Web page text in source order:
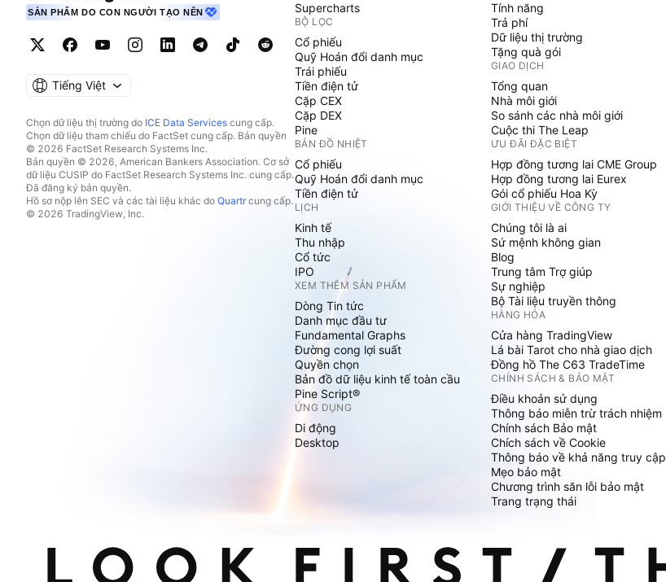
SẢN PHẨM DO CON NGƯỜI TẠO NÊN
Tiếng Việt
Chọn dữ liệu thị trường do ICE Data Services cung cấp.
Chọn dữ liệu tham chiếu do FactSet cung cấp. Bản quyền
© 2026 FactSet Research Systems Inc.
Bản quyền © 2026, American Bankers Association. Cơ sở
dữ liệu CUSIP do FactSet Research Systems Inc. cung cấp.
Đã đăng ký bản quyền.
Hồ sơ nộp lên SEC và các tài liệu khác do Quartrcung cấp.
© 2026 TradingView, Inc.
Supercharts
BỘ LỌC
Cổ phiếu
Quỹ Hoán đổi danh mục
Trái phiếu
Tiền điện tử
Cặp CEX
Cặp DEX
Pine
BẢN ĐỒ NHIỆT
Cổ phiếu
Quỹ Hoán đổi danh mục
Tiền điện tử
LỊCH
Kinh tế
Thu nhập
Cổ tức
IPO
XEM THÊM SẢN PHẨM
Dòng Tin tức
Danh mục đầu tư
Fundamental Graphs
Đường cong lợi suất
Quyền chọn
Bản đồ dữ liệu kinh tế toàn cầu
Pine Script®
ỨNG DỤNG
Di động
Desktop
Tính năng
Trả phí
Dữ liệu thị trường
Tặng quà gói
GIAO DỊCH
Tổng quan
Nhà môi giới
So sánh các nhà môi giới
Cuộc thi The Leap
ƯU ĐÃI ĐẶC BIỆT
Hợp đồng tương lai CME Group
Hợp đồng tương lai Eurex
Gói cổ phiếu Hoa Kỳ
GIỚI THIỆU VỀ CÔNG TY
Chúng tôi là ai
Sứ mệnh không gian
Blog
Trung tâm Trợ giúp
Sự nghiệp
Bộ Tài liệu truyền thông
HÀNG HÓA
Cửa hàng TradingView
Lá bài Tarot cho nhà giao dịch
Đồng hồ The C63 TradeTime
CHÍNH SÁCH & BẢO MẬT
Điều khoản sử dụng
Thông báo miễn trừ trách nhiệm
Chính sách Bảo mật
Chích sách về Cookie
Thông báo về khả năng truy cập
Mẹo bảo mật
Chương trình săn lỗi bảo mật
Trang trạng thái